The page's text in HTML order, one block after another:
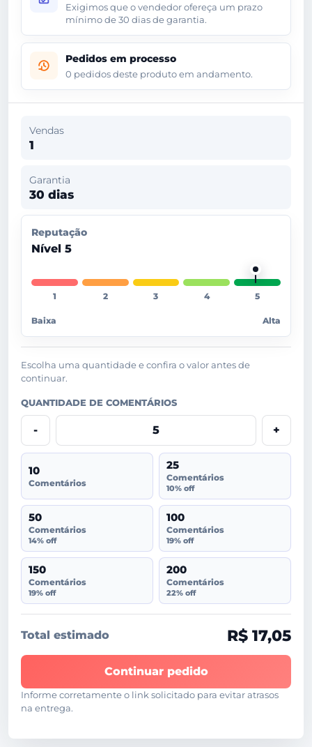
Exigimos que o vendedor ofereça um prazo
mínimo de 30 dias de garantia.
Pedidos em processo
0 pedidos deste produto em andamento.
Vendas
1
Garantia
30 dias
Reputação
Nível 5
Baixa Alta
Escolha uma quantidade e confira o valor antes de
continuar.
QUANTIDADE DE COMENTÁRIOS
- +
10
Comentários
25
Comentários
10% off
50
Comentários
14% off
100
Comentários
19% off
150
Comentários
19% off
200
Comentários
22% off
Total estimado R$ 17,05
Continuar pedido
Informe corretamente o link solicitado para evitar atrasos
na entrega.